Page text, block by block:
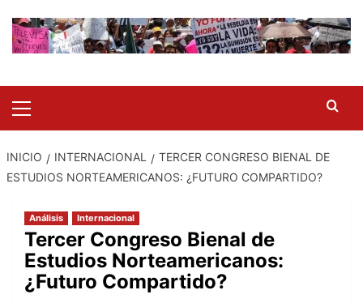
Menu
INICIO INTERNACIONAL
TERCER CONGRESO BIENAL DE
ESTUDIOS NORTEAMERICANOS: ¿FUTURO COMPARTIDO?
Análisis Internacional
Tercer Congreso Bienal de
Estudios Norteamericanos:
¿Futuro Compartido?